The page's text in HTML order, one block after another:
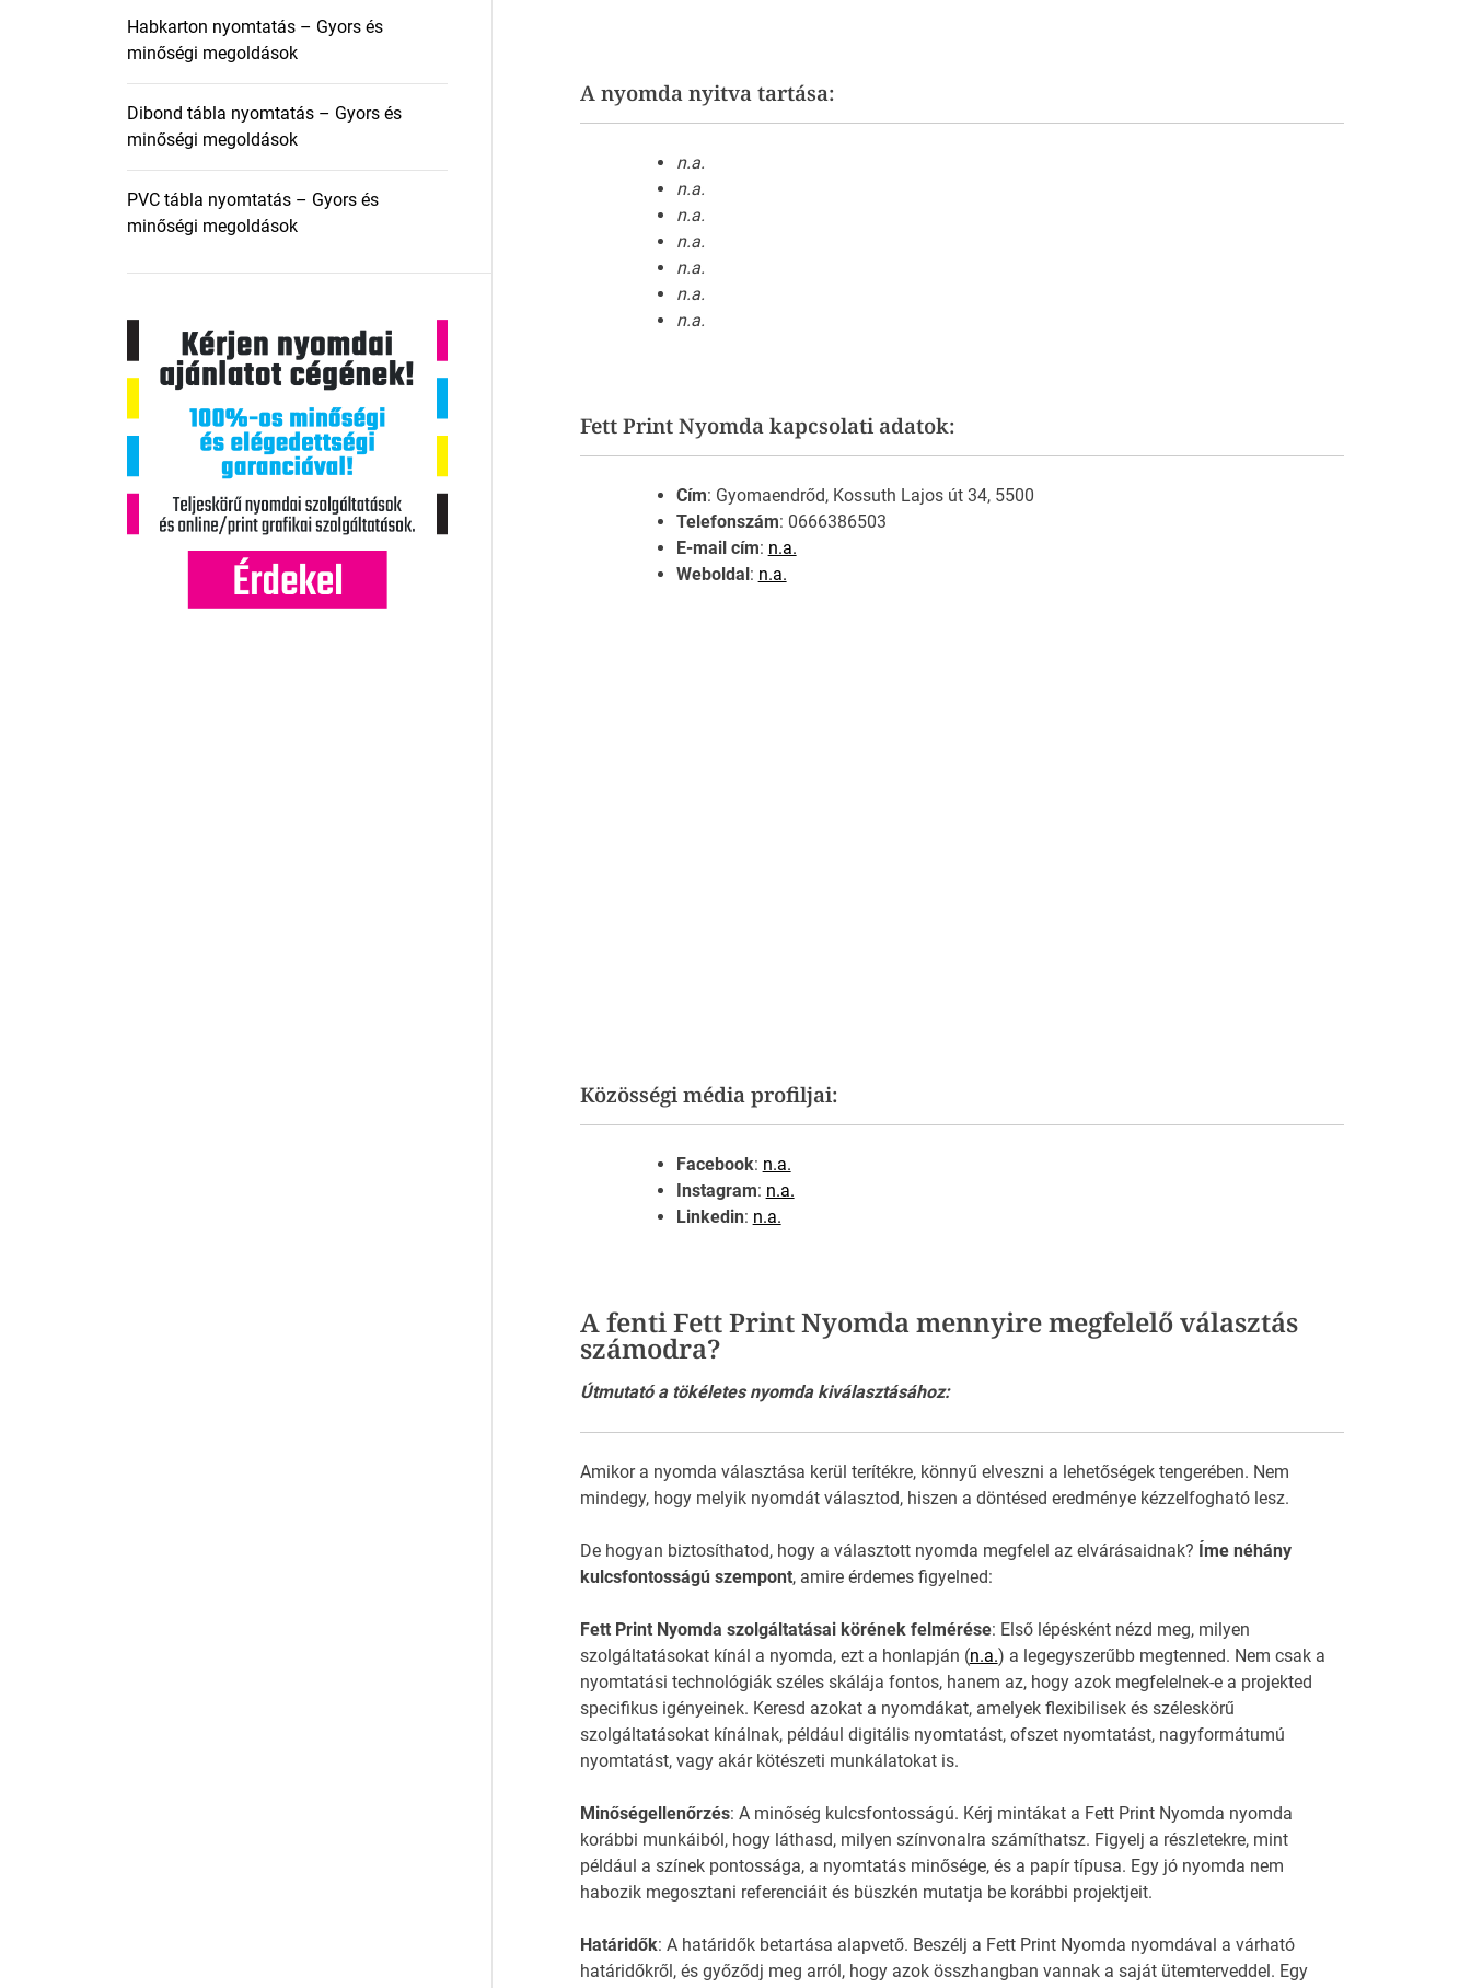
A nyomda nyitva tartása:
n.a.
n.a.
n.a.
n.a.
n.a.
n.a.
n.a.
Fett Print Nyomda kapcsolati adatok:
Cím: Gyomaendrőd, Kossuth Lajos út 34, 5500
Telefonszám: 0666386503
E-mail cím: n.a.
Weboldal: n.a.
Közösségi média profiljai:
Facebook: n.a.
Instagram: n.a.
Linkedin: n.a.
A fenti Fett Print Nyomda mennyire megfelelő választás
számodra?
Útmutató a tökéletes nyomda kiválasztásához:
Amikor a nyomda választása kerül terítékre, könnyű elveszni a lehetőségek tengerében. Nem
mindegy, hogy melyik nyomdát választod, hiszen a döntésed eredménye kézzelfogható lesz.
De hogyan biztosíthatod, hogy a választott nyomda megfelel az elvárásaidnak? Íme néhány
kulcsfontosságú szempont, amire érdemes figyelned:
Fett Print Nyomda szolgáltatásai körének felmérése: Első lépésként nézd meg, milyen
szolgáltatásokat kínál a nyomda, ezt a honlapján (n.a.) a legegyszerűbb megtenned. Nem csak a
nyomtatási technológiák széles skálája fontos, hanem az, hogy azok megfelelnek-e a projekted
specifikus igényeinek. Keresd azokat a nyomdákat, amelyek flexibilisek és széleskörű
szolgáltatásokat kínálnak, például digitális nyomtatást, ofszet nyomtatást, nagyformátumú
nyomtatást, vagy akár kötészeti munkálatokat is.
Minőségellenőrzés: A minőség kulcsfontosságú. Kérj mintákat a Fett Print Nyomda nyomda
korábbi munkáiból, hogy láthasd, milyen színvonalra számíthatsz. Figyelj a részletekre, mint
például a színek pontossága, a nyomtatás minősége, és a papír típusa. Egy jó nyomda nem
habozik megosztani referenciáit és büszkén mutatja be korábbi projektjeit.
Határidők: A határidők betartása alapvető. Beszélj a Fett Print Nyomda nyomdával a várható
határidőkről, és győződj meg arról, hogy azok összhangban vannak a saját ütemterveddel. Egy
Habkarton nyomtatás – Gyors és
minőségi megoldások
Dibond tábla nyomtatás – Gyors és
minőségi megoldások
PVC tábla nyomtatás – Gyors és
minőségi megoldások